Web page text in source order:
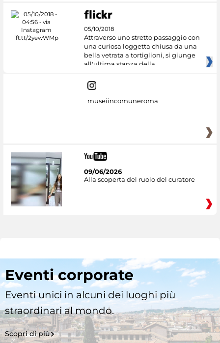
05/10/2018
Attraverso uno stretto passaggio con
una curiosa loggetta chiusa da una
bella vetrata a tortiglioni, si giunge
all'ultima stanza della
museiincomuneroma
09/06/2026
Alla scoperta del ruolo del curatore
Eventi corporate
Eventi unici in alcuni dei luoghi più
straordinari al mondo.
Scopri di più